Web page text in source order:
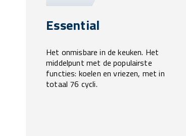
Essential
Het onmisbare in de keuken. Het
middelpunt met de populairste
functies: koelen en vriezen, met in
totaal 76 cycli.